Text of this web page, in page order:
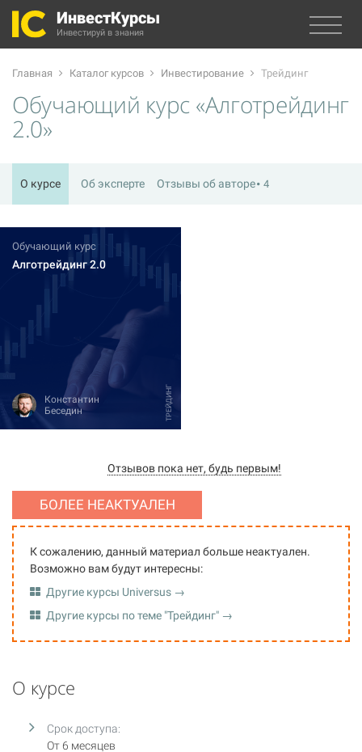
ИнвестКурсы
Инвестируй в знания
Главная Каталог курсов Инвестирование Трейдинг
Обучающий курс «Алготрейдинг
2.0»
О курсе Об эксперте Отзывы об авторе 4
ТРЕЙДИНГ
Обучающий курс
Алготрейдинг 2.0
Константин
Беседин
Отзывов пока нет, будь первым!
БОЛЕЕ НЕАКТУАЛЕН
К сожалению, данный материал больше неактуален.
Возможно вам будут интересны:
Другие курсы Universus →
Другие курсы по теме "Трейдинг" →
О курсе
Срок доступа:
От 6 месяцев